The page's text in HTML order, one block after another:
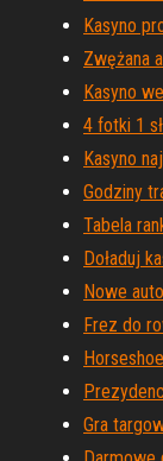
Kasyno
Zwężana
Kasyno
4 fotki 1
Kasyno
Godziny
Tabela
Doładuj
Nowe
Frez do
Gra